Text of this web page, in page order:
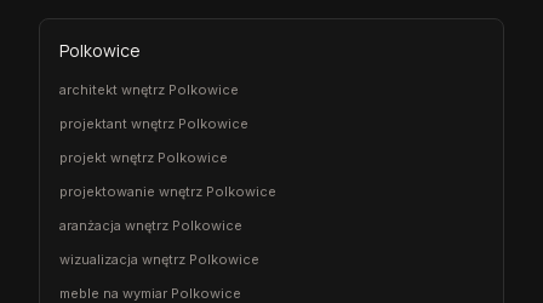
Polkowice
architekt wnętrz Polkowice
projektant wnętrz Polkowice
projekt wnętrz Polkowice
projektowanie wnętrz Polkowice
aranżacja wnętrz Polkowice
wizualizacja wnętrz Polkowice
meble na wymiar Polkowice